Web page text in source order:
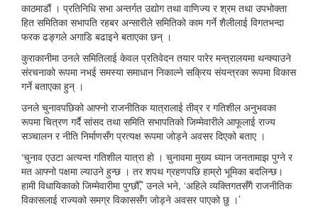
काठमाडौं । प्रतिनिधि सभा अन्तर्गत उद्योग तथा वाणिज्य र श्रम तथा उपभोक्ता
हित समितिका सभापति रहबर अन्सारीले समितिको काम गर्ने शैलीलाई विगतभन्दा
फरक ढङ्गले अगाडि बढाइने बताएका छन् ।
कुराकानीमा उनले समितिलाई केवल प्रतिवेदन तयार पारेर मन्त्रालयमा थन्क्याउने
संरचनाको रूपमा नभई समस्या समाधान निकाल्ने सक्रिय संयन्त्रका रूपमा विकास
गर्ने बताएका हुन् ।
उनले चुनावपछिको आफ्नो राजनीतिक यात्रालाई तीव्र र गतिशील अनुभवका
रूपमा चित्रण गर्दै सांसद तथा समिति सभापतिको जिम्मेवारीले आफूलाई राज्य
सञ्चालन र नीति निर्माणसँग प्रत्यक्ष रूपमा जोड्ने अवसर दिएको बताए ।
‘चुनाव एउटा अत्यन्त गतिशील यात्रा हो । चुनावमा मुख्य ध्यान जनतामाझ पुग्ने र
मत आफ्नो पक्षमा ल्याउने हुन्छ । तर शपथ ग्रहणपछि हाम्रो भूमिका बदलिन्छ।
हामी विधायिकाको जिम्मेवारीमा पुग्छौँ,’ उनले भने, ‘अहिले व्यक्तिगतसँगै राजनीतिक
विकासलाई राज्यको समग्र विकाससँग जोड्ने अवसर पाएको छु ।’